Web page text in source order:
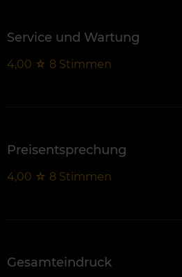
Service und Wartung
4,00 ☆ 8 Stimmen
Preisentsprechung
4,00 ☆ 8 Stimmen
Gesamteindruck